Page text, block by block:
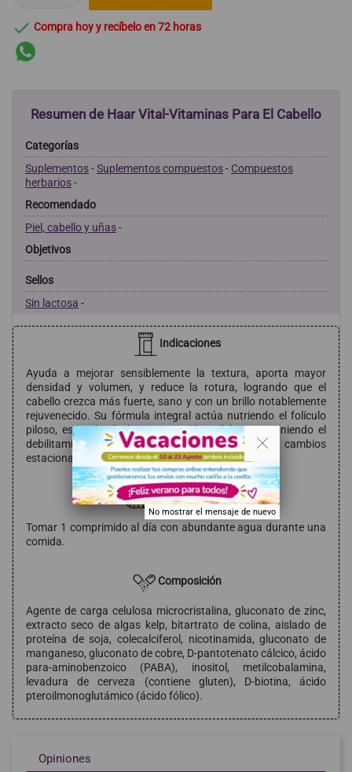
 Compra hoy y recíbelo en 72 horas
Resumen de Haar Vital-Vitaminas Para El Cabello
Categorías
Suplementos-Suplementos compuestos- Compuestos
herbarios-
Recomendado
Piel, cabello y uñas-
Objetivos
Sellos
Sin lactosa -
Indicaciones
Ayuda a mejorar sensiblemente la textura, aporta mayor
densidad y volumen, y reduce la rotura, logrando que el
cabello crezca más fuerte, sano y con un brillo notablemente
rejuvenecido. Su fórmula integral actúa nutriendo el folículo
piloso, estimulando la regeneración celular y previniendo el
debilitamiento capilar provocado por el estrés, los cambios
estacionales o las carencias nutricionales.
Modo de empleo
Tomar 1 comprimido al día con abundante agua durante una
comida.
Composición
Agente de carga celulosa microcristalina, gluconato de zinc,
extracto seco de algas kelp, bitartrato de colina, aislado de
proteína de soja, colecalciferol, nicotinamida, gluconato de
manganeso, gluconato de cobre, D-pantotenato cálcico, ácido
para-aminobenzoico (PABA), inositol, metilcobalamina,
levadura de cerveza (contiene gluten), D-biotina, ácido
pteroilmonoglutámico (ácido fólico).
Opiniones
. .
No mostrar el mensaje de nuevo